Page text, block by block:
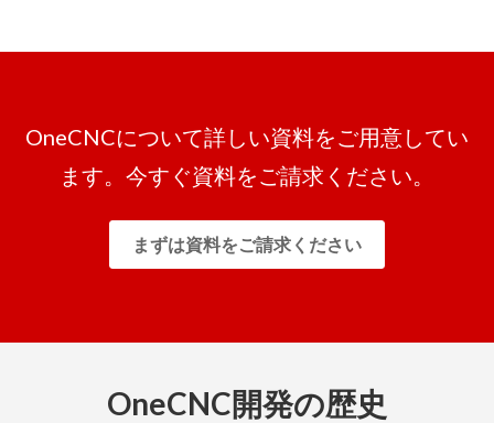
OneCNCについて詳しい資料をご用意してい
ます。今すぐ資料をご請求ください。
まずは資料をご請求ください
OneCNC開発の歴史